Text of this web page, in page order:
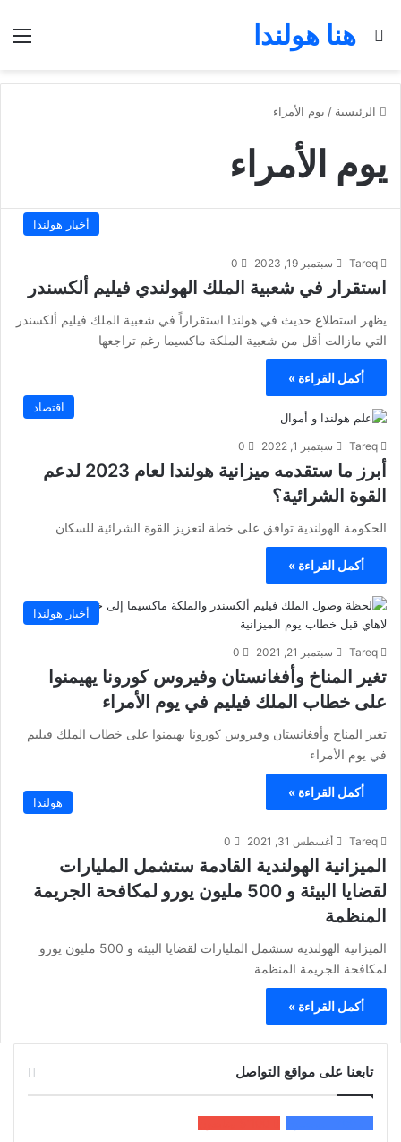
هنا هولندا
بحث عن
الرئيسية / يوم الأمراء
يوم الأمراء
أخبار هولندا
Tareq سبتمبر 19, 2023 0
استقرار في شعبية الملك الهولندي فيليم ألكسندر
يظهر استطلاع حديث في هولندا استقراراً في شعبية الملك فيليم ألكسندر
التي مازالت أقل من شعبية الملكة ماكسيما رغم تراجعها
أكمل القراءة »
اقتصاد
Tareq سبتمبر 1, 2022 0
أبرز ما ستقدمه ميزانية هولندا لعام 2023 لدعم
القوة الشرائية؟
الحكومة الهولندية توافق على خطة لتعزيز القوة الشرائية للسكان
أكمل القراءة »
أخبار هولندا
Tareq سبتمبر 21, 2021 0
تغير المناخ وأفغانستان وفيروس كورونا يهيمنوا
على خطاب الملك فيليم في يوم الأمراء
تغير المناخ وأفغانستان وفيروس كورونا يهيمنوا على خطاب الملك فيليم
في يوم الأمراء
أكمل القراءة »
هولندا
Tareq أغسطس 31, 2021 0
الميزانية الهولندية القادمة ستشمل المليارات
لقضايا البيئة و 500 مليون يورو لمكافحة الجريمة
المنظمة
الميزانية الهولندية ستشمل المليارات لقضايا البيئة و 500 مليون يورو
لمكافحة الجريمة المنظمة
أكمل القراءة »
تابعنا على مواقع التواصل